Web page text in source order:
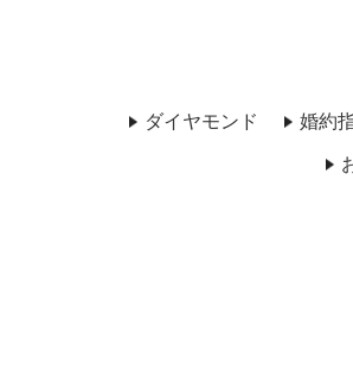
ダイヤモンド 婚約